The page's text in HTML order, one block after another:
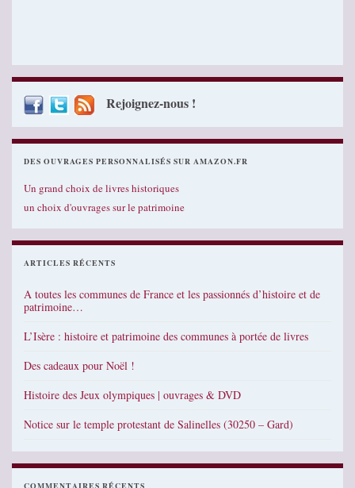
Rejoignez-nous !
DES OUVRAGES PERSONNALISÉS SUR AMAZON.FR
Un grand choix de livres historiques
un choix d'ouvrages sur le patrimoine
ARTICLES RÉCENTS
A toutes les communes de France et les passionnés d’histoire et de
patrimoine…
L’Isère : histoire et patrimoine des communes à portée de livres
Des cadeaux pour Noël !
Histoire des Jeux olympiques | ouvrages & DVD
Notice sur le temple protestant de Salinelles (30250 – Gard)
COMMENTAIRES RÉCENTS